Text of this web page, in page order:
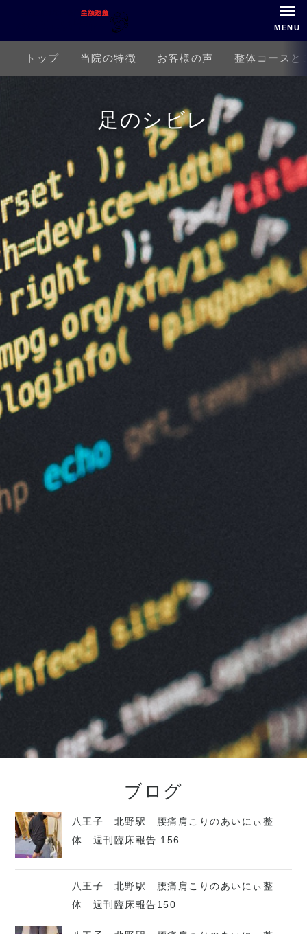
MENU
トップ 当院の特徴 お客様の声 整体コースと
足のシビレ
ブログ
八王子 北野駅 腰痛肩こりのあいにぃ整
体 週刊臨床報告 156
八王子 北野駅 腰痛肩こりのあいにぃ整
体 週刊臨床報告150